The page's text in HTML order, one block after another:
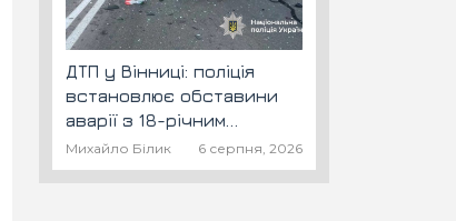
ДТП у Вінниці: поліція
встановлює обставини
аварії з 18-річним
скутеристом
Михайло Білик 6 серпня, 2026